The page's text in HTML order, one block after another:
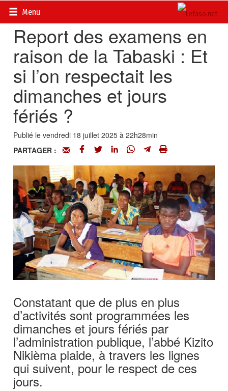
Menu
Accueil>
Report des examens en
raison de la Tabaski : Et
si l’on respectait les
dimanches et jours
fériés ?
Publié le vendredi 18 juillet 2025 à 22h28min
PARTAGER :
Constatant que de plus en plus
d’activités sont programmées les
dimanches et jours fériés par
l’administration publique, l’abbé Kizito
Nikièma plaide, à travers les lignes
qui suivent, pour le respect de ces
jours.